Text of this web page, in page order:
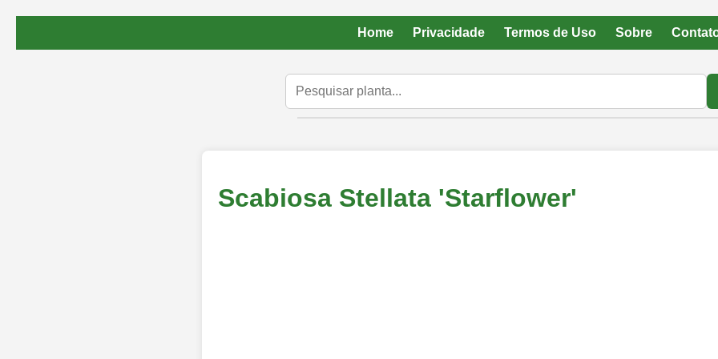
Home Privacidade Termos de Uso Sobre
Scabiosa Stellata 'Starflower'